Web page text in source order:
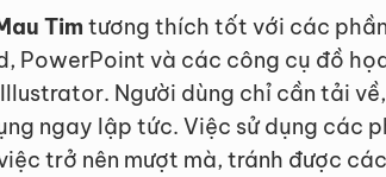
Tim tương thích tốt với các
PowerPoint và các công cụ đồ
Người dùng chỉ cần tải
ngay lập tức. Việc sử dụng các
trở nên mượt mà, tránh được